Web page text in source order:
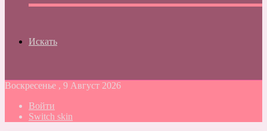
Искать
Воскресенье , 9 Август 2026
Войти
Switch skin